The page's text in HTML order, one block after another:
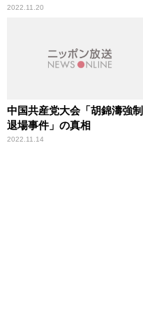
2022.11.20
中国共産党大会「胡錦濤強制
退場事件」の真相
2022.11.14